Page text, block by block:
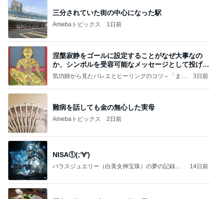
三分されていた街の中心になった駅
Amebaトピックス 1日前
涅槃寂静をゴールに設定することがなぜ大事なの
か、シンボルを受容可能なメッセージとして投げる
ことが
気功師から見たバレエとヒーリングのコツ～「まと
3日前
難病を話しても金の無心した実母
Amebaトピックス 2日前
NISA①(;'∀')
パラスジュエリー（白美女神宝珠）の夢の記録
14日前